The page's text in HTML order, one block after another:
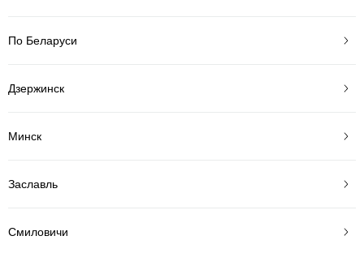
По Беларуси
Дзержинск
Минск
Заславль
Смиловичи